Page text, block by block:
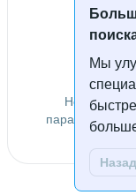
Мы
Назад
Не удалось
параметрам.